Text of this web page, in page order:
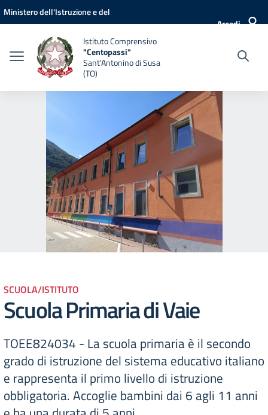
Vai ai contenuti
Vai al menu di navigazione
Vai al footer
Ministero dell'Istruzione e del
Accedi
Istituto Comprensivo
"Centopassi"
Sant'Antonino di Susa
(TO)
SCUOLA/ISTITUTO
Scuola Primaria di Vaie
TOEE824034 - La scuola primaria è il secondo
grado di istruzione del sistema educativo italiano
e rappresenta il primo livello di istruzione
obbligatoria. Accoglie bambini dai 6 agli 11 anni